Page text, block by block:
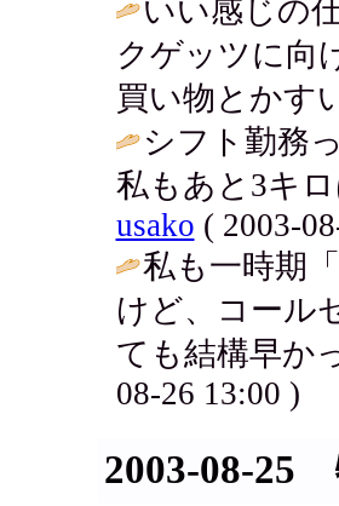
いい感じの
クゲッツに向
買い物とかす
シフト勤務
私もあと3キ
usako ( 2003-
私も一時期
けど、コール
ても結構早か
08-26 13:00 )
2003-08-25